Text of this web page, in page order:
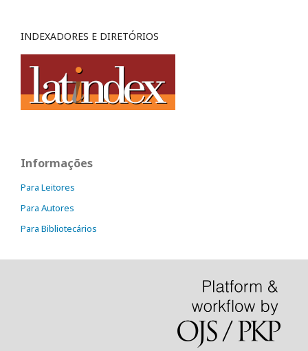
INDEXADORES E DIRETÓRIOS
Informações
Para Leitores
Para Autores
Para Bibliotecários